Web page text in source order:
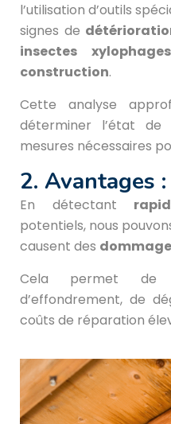
l’utilisation d’outils
signes de
insectes xylophages
construction.
Cette analyse
déterminer l’état
mesures nécessaires
2. Avantages :
En détectant
potentiels, nous
causent des
Cela permet de
d’effondrement, de
coûts de réparation